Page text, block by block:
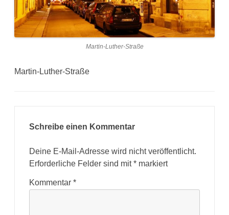
Martin-Luther-Straße
Martin-Luther-Straße
Schreibe einen Kommentar
Deine E-Mail-Adresse wird nicht veröffentlicht.
Erforderliche Felder sind mit* markiert
Kommentar *